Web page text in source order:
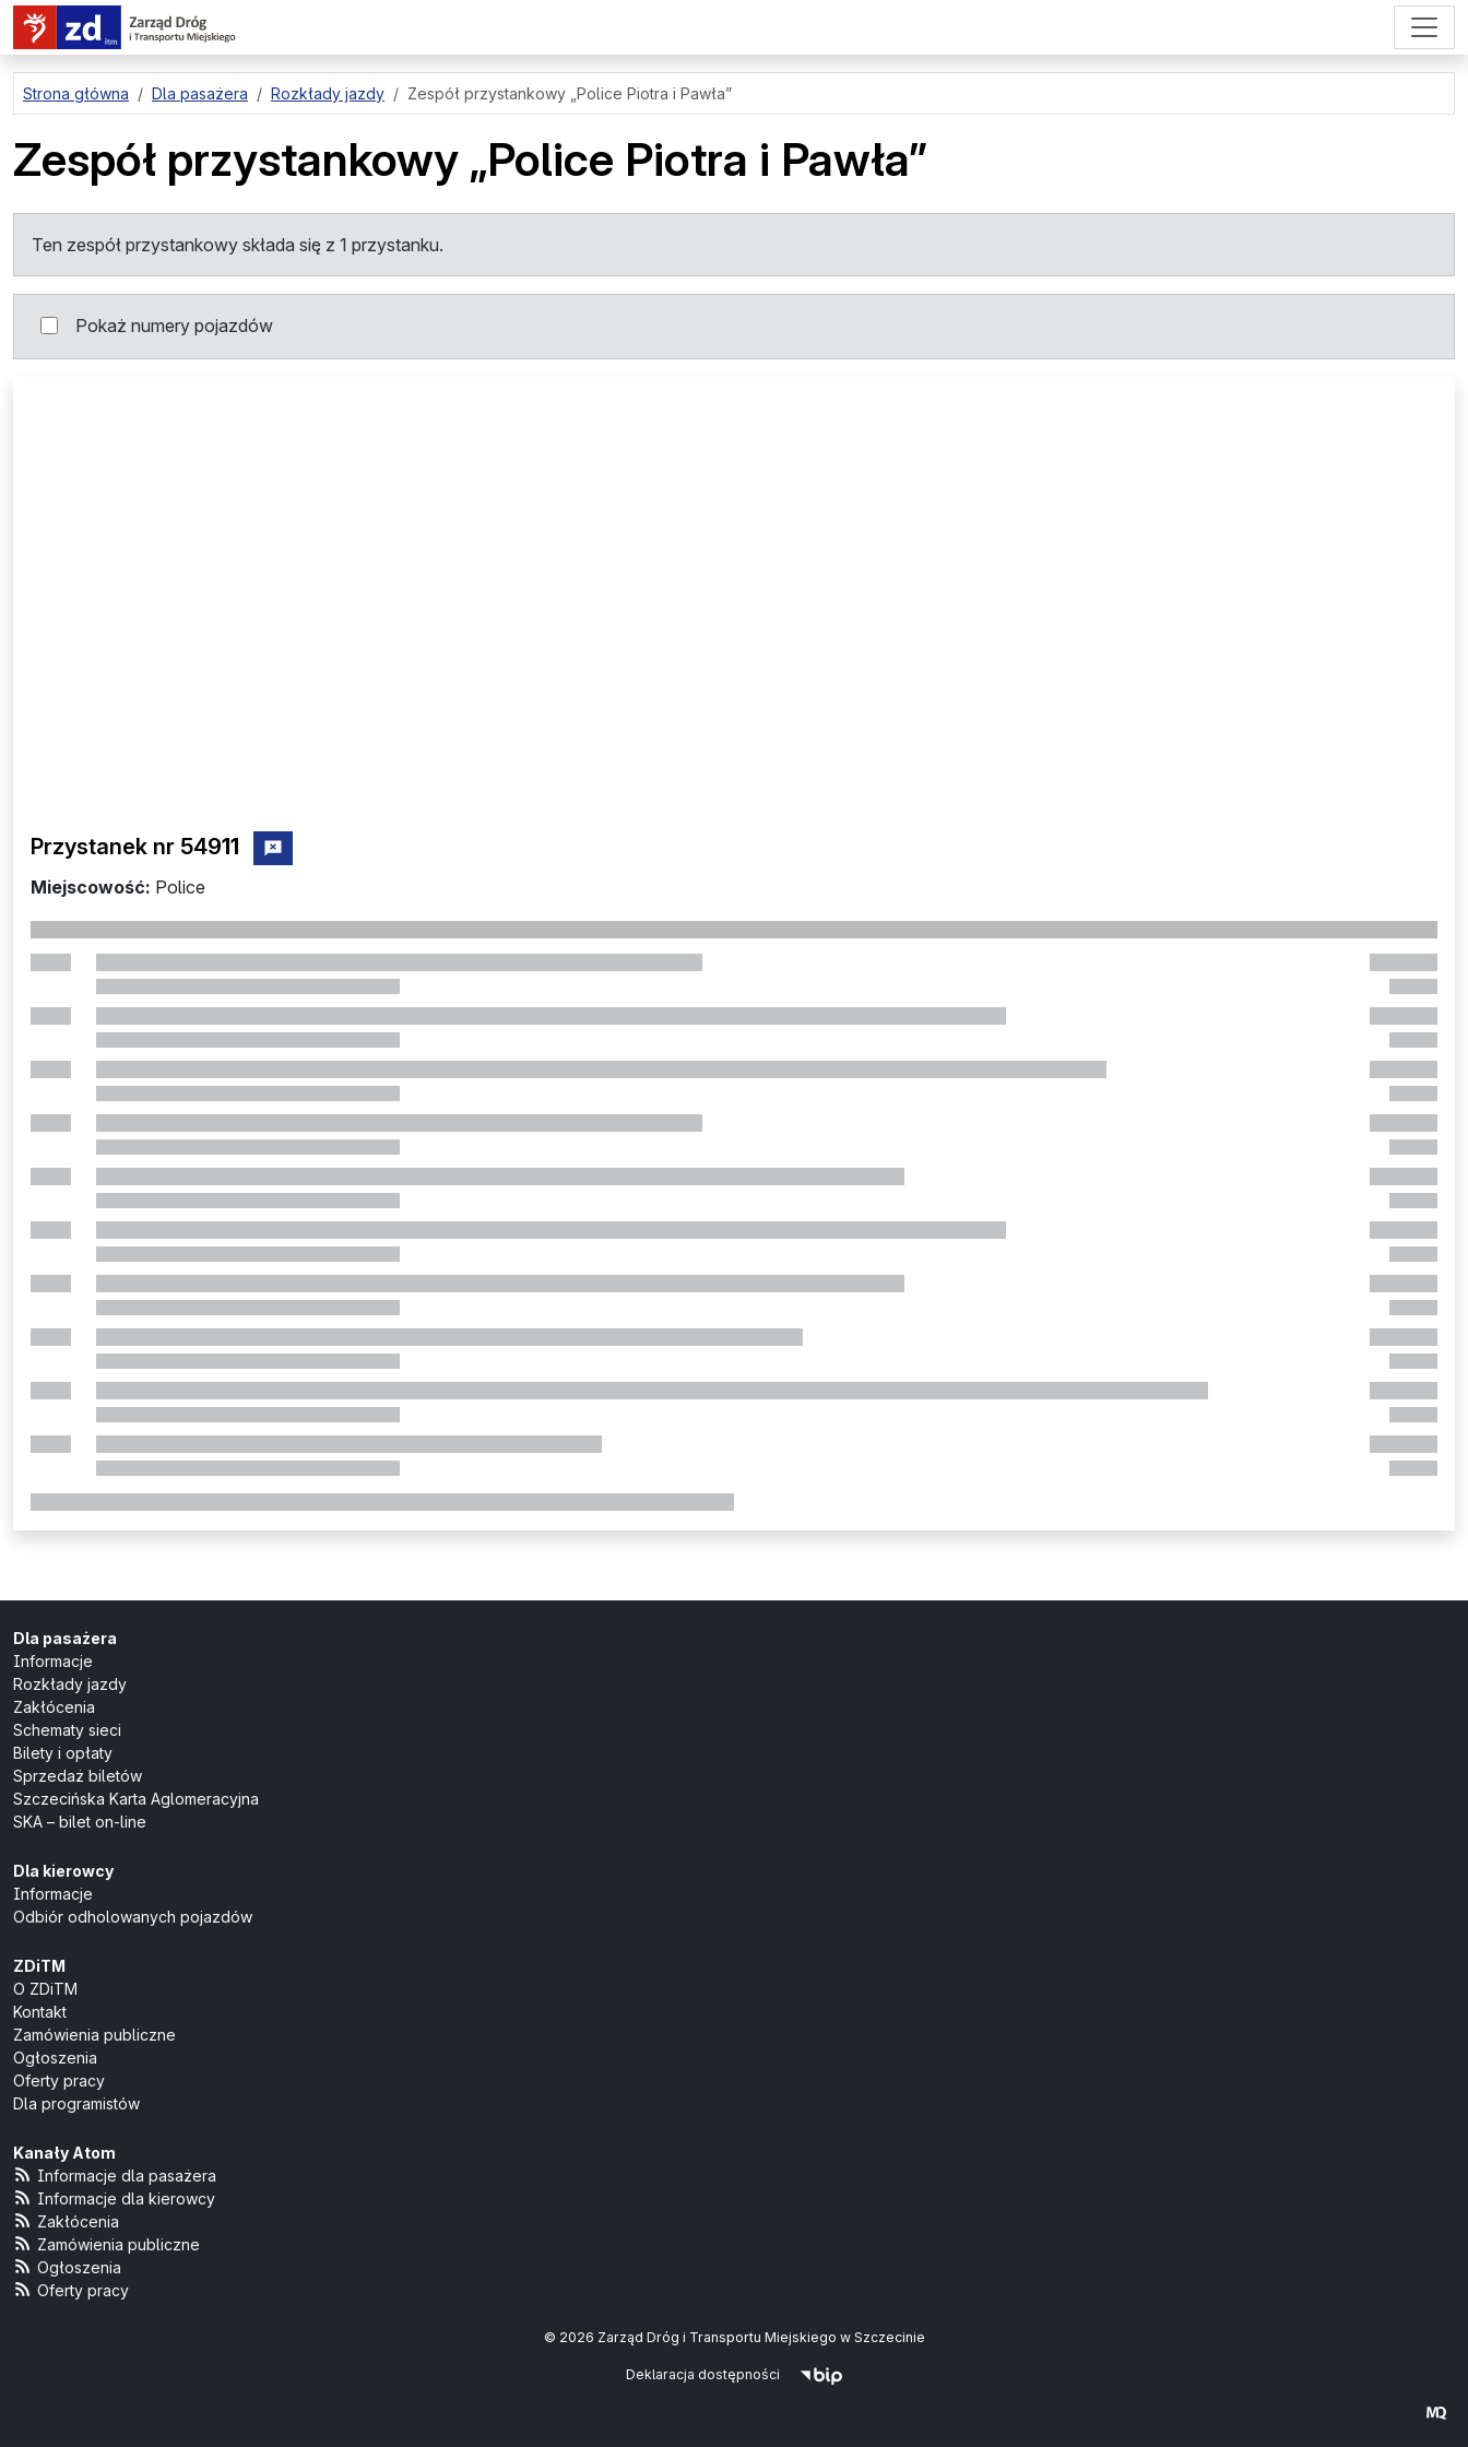
przejdź do treści strony
Strona główna Dla pasażera Rozkłady jazdy Zespół przystankowy „Police Piotra i Pawła”
Zespół przystankowy „Police Piotra i Pawła”
Ten zespół przystankowy składa się z 1 przystanku.
Pokaż numery pojazdów
Przystanek nr 54911 zgłoś przystanek nr 54911
Miejscowość: Police
Dla pasażera
Informacje
Rozkłady jazdy
Zakłócenia
Schematy sieci
Bilety i opłaty
Sprzedaż biletów
Szczecińska Karta Aglomeracyjna
SKA – bilet on-line
Dla kierowcy
Informacje
Odbiór odholowanych pojazdów
ZDiTM
O ZDiTM
Kontakt
Zamówienia publiczne
Ogłoszenia
Oferty pracy
Dla programistów
Kanały Atom
Informacje dla pasażera
Informacje dla kierowcy
Zakłócenia
Zamówienia publiczne
Ogłoszenia
Oferty pracy
© 2026 Zarząd Dróg i Transportu Miejskiego w Szczecinie
Deklaracja dostępności